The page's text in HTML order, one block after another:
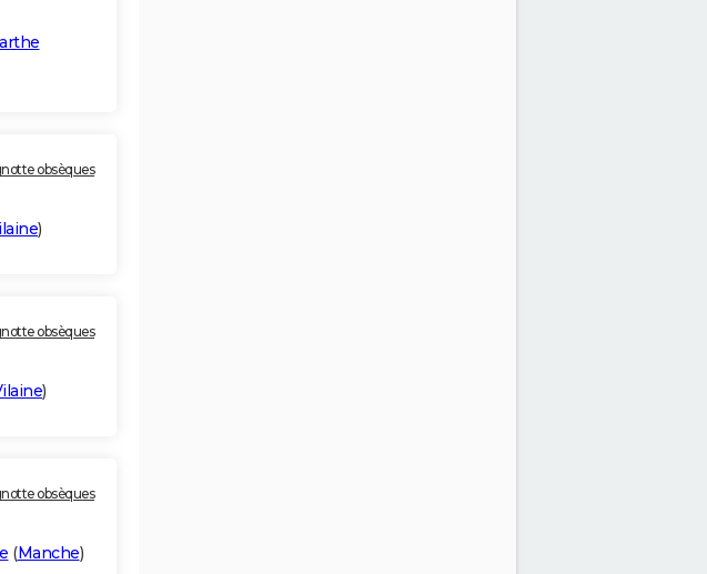
obsèques
)
obsèques
)
obsèques
(Manche)